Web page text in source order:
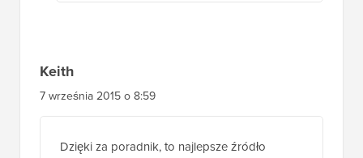
Keith
7 września 2015 o 8:59
Dzięki za poradnik, to najlepsze źródło